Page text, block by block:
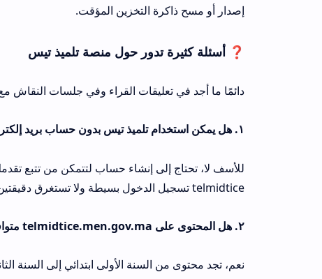
إصدار أو مسح ذاكرة التخزين المؤقت.
❓ أسئلة كثيرة تدور حول منصة تلميذ تيس
دائمًا ما أجد في تعليقات القراء وفي جلسات النقاش مع أولياء الأمور
للأسف لا، تحتاج إلى إنشاء حساب لتتمكن من تتبع تقدمك الدراسي
نعم، تجد محتوى من السنة الأولى ابتدائي إلى السنة الثانية باكالوريا،